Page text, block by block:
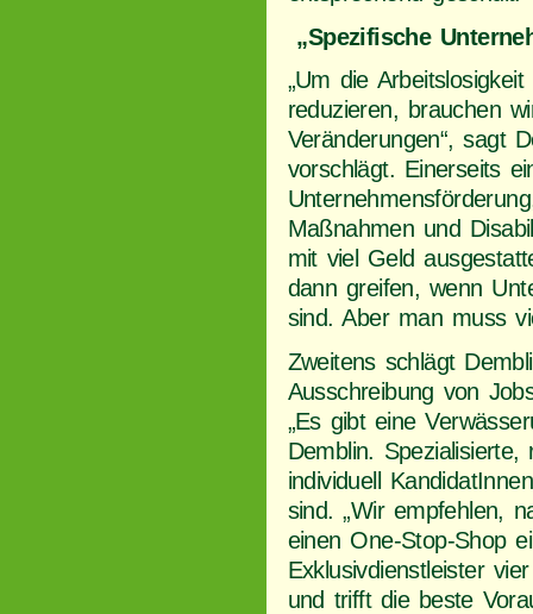
„Spezifische
„Um die
reduzieren, brauchen
Veränderungen“, sagt
vorschlägt. Einerseits
Maßnahmen und
mit viel Geld
dann greifen, wenn
sind. Aber man muss
Zweitens schlägt
Ausschreibung von
„Es gibt eine
Demblin. Spezialisierte,
individuell
sind. „Wir empfehlen,
einen One-Stop-Shop
Exklusivdienstleister
und trifft die beste